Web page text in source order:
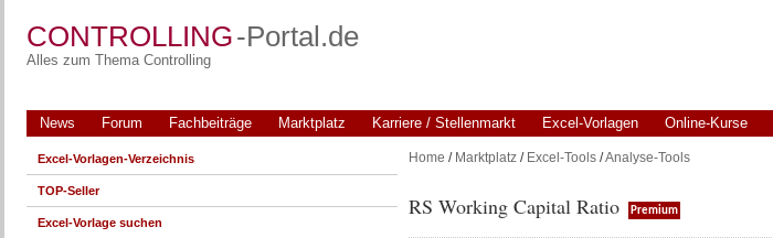
CONTROLLING-Portal.de
Alles zum Thema Controlling
News Forum Fachbeiträge Marktplatz Karriere / Stellenmarkt Excel-Vorlagen Online-Kurse
Home / Marktplatz/ Excel-Tools/Analyse-Tools
RS Working Capital Ratio Premium
Excel-Vorlagen-Verzeichnis
TOP-Seller
Excel-Vorlage suchen